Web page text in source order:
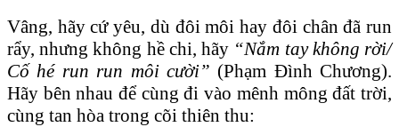
Vâng, hãy cứ yêu, dù đôi môi hay đôi chân đã run
rẩy, nhưng không hề chi, hãy “Nắm tay không rời/
Cố hé run run môi cười” (Phạm Đình Chương).
Hãy bên nhau để cùng đi vào mênh mông đất trời,
cùng tan hòa trong cõi thiên thu: